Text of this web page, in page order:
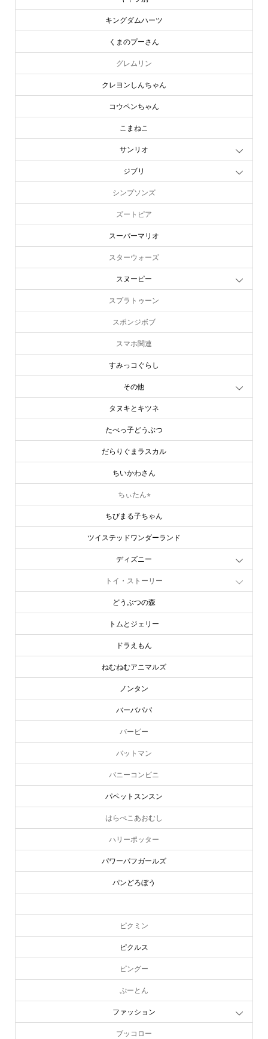
キングダムハーツ
くまのプーさん
グレムリン
クレヨンしんちゃん
コウペンちゃん
こまねこ
サンリオ
ジブリ
シンプソンズ
ズートピア
スーパーマリオ
スターウォーズ
スヌーピー
スプラトゥーン
スポンジボブ
スマホ関連
すみっコぐらし
その他
タヌキとキツネ
たべっ子どうぶつ
だらりぐまラスカル
ちいかわさん
ちぃたん⭐︎
ちびまる子ちゃん
ツイステッドワンダーランド
ディズニー
トイ・ストーリー
どうぶつの森
トムとジェリー
ドラえもん
ねむねむアニマルズ
ノンタン
バーバパパ
バービー
バットマン
バニーコンビニ
パペットスンスン
はらぺこあおむし
ハリーポッター
パワーパフガールズ
パンどろぼう
ピクミン
ピクルス
ピングー
ぷーとん
ファッション
ブッコロー